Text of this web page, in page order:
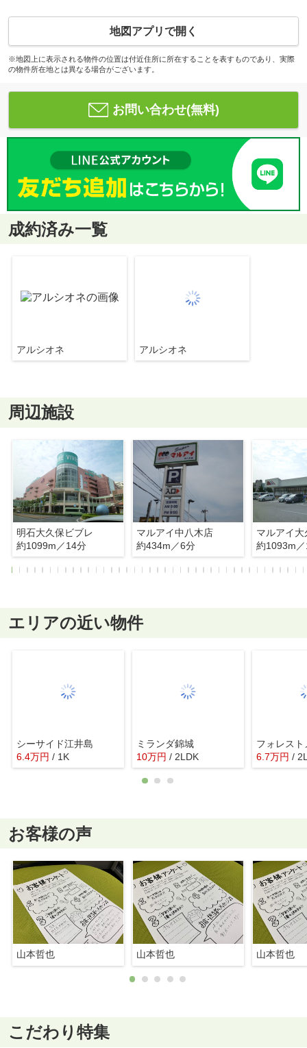
地図アプリで開く
※地図上に表示される物件の位置は付近住所に所在することを表すものであり、実際
の物件所在地とは異なる場合がございます。
お問い合わせ(無料)
成約済み一覧
アルシオネ アルシオネ
周辺施設
明石大久保ビブレ
約1099m／14分
マルアイ中八木店
約434m／6分
マルアイ大
約1093m
エリアの近い物件
シーサイド江井島
6.4万円 / 1K
ミランダ錦城
10万円 / 2LDK
フォレスト
6.7万円 /
お客様の声
山本哲也 山本哲也 山本哲也
こだわり特集